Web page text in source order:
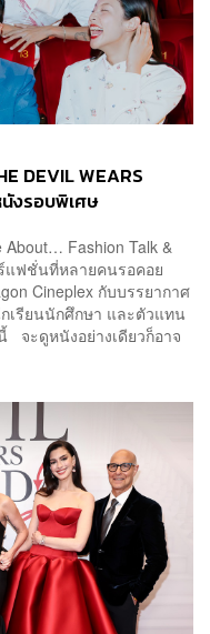
DEVIL WEARS
งรอบพิเศษ
Fashion Talk &
แฟชั่นที่หลายคนรอคอย
Cineplex กับบรรยากาศ
เรียนนักศึกษา และตัวแทน
จะดูหนังอย่างเดียวก็อาจ